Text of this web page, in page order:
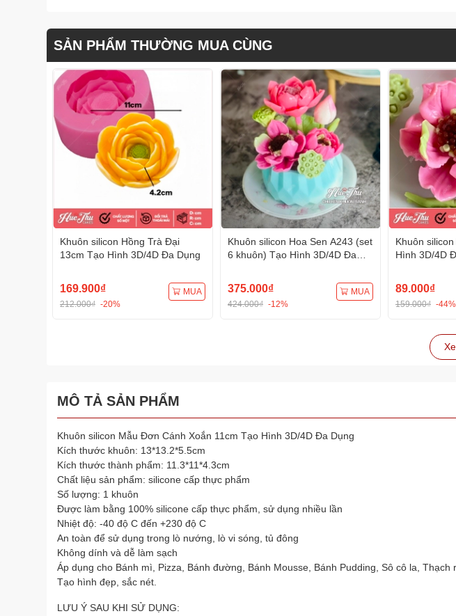
SẢN PHẨM THƯỜNG MUA CÙNG
Khuôn silicon Hồng Trà Đại
13cm Tạo Hình 3D/4D Đa Dụng
169.900₫
212.000₫ -20%
MUA
Khuôn silicon Hoa Sen A243 (set
6 khuôn) Tạo Hình 3D/4D Đa
375.000₫
424.000₫ -12%
MUA
Khuôn
Hình 3D/4D
89.000₫
159.000₫ -44%
MÔ TẢ SẢN PHẨM
Khuôn silicon Mẫu Đơn Cánh Xoắn 11cm Tạo Hình 3D/4D Đa Dụng
Kích thước khuôn: 13*13.2*5.5cm
Kích thước thành phẩm: 11.3*11*4.3cm
Chất liệu sản phẩm: silicone cấp thực phẩm
Số lượng: 1 khuôn
Được làm bằng 100% silicone cấp thực phẩm, sử dụng nhiều lần
Nhiệt độ: -40 độ C đến +230 độ C
An toàn để sử dụng trong lò nướng, lò vi sóng, tủ đông
Không dính và dễ làm sạch
Áp dụng cho Bánh mì, Pizza, Bánh đường, Bánh Mousse, Bánh Pudding, Sô cô la, Thạch
Tạo hình đẹp, sắc nét.
LƯU Ý SAU KHI SỬ DỤNG: